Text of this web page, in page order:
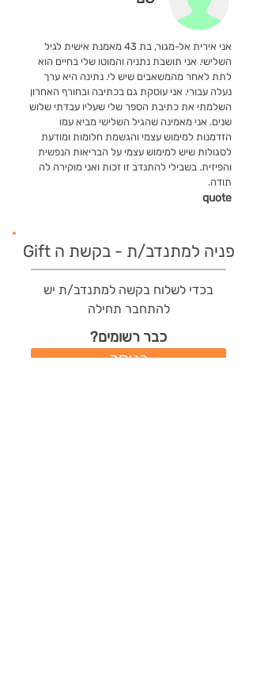
אני אירית אל-מגור, בת 43 מאמנת אישית לגיל
השלישי. אני תושבת נתניה והמוטו שלי בחיים הוא
לתת לאחר מהמשאבים שיש לי. נתינה היא ערך
נעלה עבורי. אני עוסקת גם בכתיבה ובחורף האחרון
השלמתי את כתיבת הספר שלי שעליו עבדתי שלוש
שנים. אני מאמינה שהגיל השלישי מביא עמו
הזדמנות למימוש עצמי והגשמת חלומות ומודעת
לסגולות שיש למימוש עצמי על הבריאות הנפשית
והפיזית. בשבילי להתנדב זו זכות ואני מוקירה לה
תודה.
quote
פניה למתנדב/ת - בקשת ה Gift
בכדי לשלוח בקשה למתנדב/ת יש
להתחבר תחילה
כבר רשומים?
כניסה